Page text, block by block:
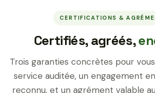
CERTIFICATIONS &
Certifiés, agréés,
Trois garanties concrètes pour
service auditée, un engagement
reconnu, et un agrément valable